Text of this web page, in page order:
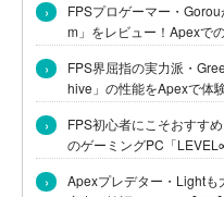
›
FPSプロゲーマー・
m」をレビュー！Apexで
›
FPS界屈指の実力派・
hive」の性能をApexで体
›
FPS初心者にこそおすす
のゲーミングPC「
›
Apexプレデター・Lightも